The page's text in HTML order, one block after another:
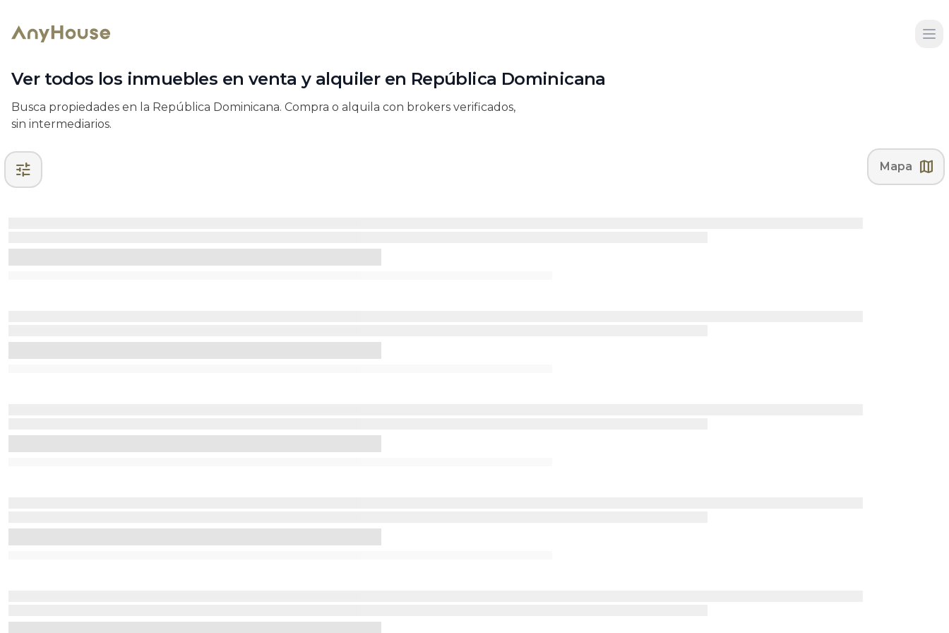
Ver todos los inmuebles en venta y alquiler en República Dominicana
Busca propiedades en la República Dominicana. Compra o alquila con brokers verificados,
sin intermediarios.
tune Mapa map